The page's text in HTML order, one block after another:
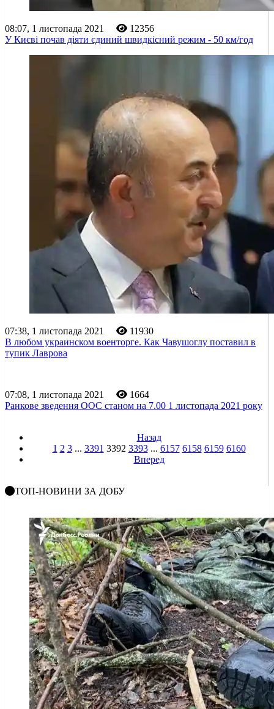
08:07, 1 листопада 2021
12356
У Києві почав діяти єдиний швидкісний режим - 50 км/год
07:38, 1 листопада 2021
11930
В любом украинском военторге. Как Чавушоглу поставил в
тупик Лаврова
07:08, 1 листопада 2021
1664
Ранкове зведення ООС станом на 7.00 1 листопада 2021 року
Назад
1 2 3 ... 3391 3392 3393 ... 6157 6158 6159 6160
Вперед
ТОП-НОВИНИ ЗА ДОБУ